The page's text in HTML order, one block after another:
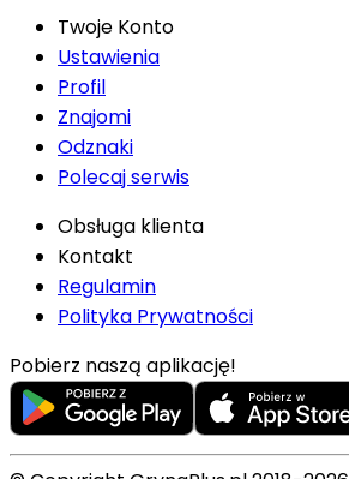
Twoje Konto
Ustawienia
Profil
Znajomi
Odznaki
Polecaj serwis
Obsługa klienta
Kontakt
Regulamin
Polityka Prywatności
Pobierz naszą aplikację!